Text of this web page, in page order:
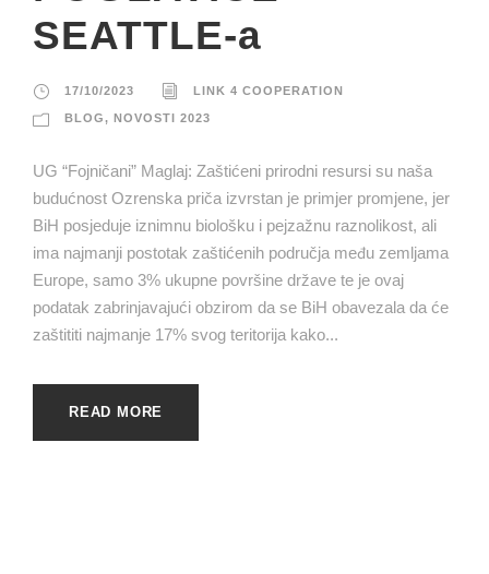
SEATTLE-a
17/10/2023 LINK 4 COOPERATION
BLOG, NOVOSTI 2023
UG “Fojničani” Maglaj: Zaštićeni prirodni resursi su naša
budućnost Ozrenska priča izvrstan je primjer promjene, jer
BiH posjeduje iznimnu biološku i pejzažnu raznolikost, ali
ima najmanji postotak zaštićenih područja među zemljama
Europe, samo 3% ukupne površine države te je ovaj
podatak zabrinjavajući obzirom da se BiH obavezala da će
zaštititi najmanje 17% svog teritorija kako...
READ MORE